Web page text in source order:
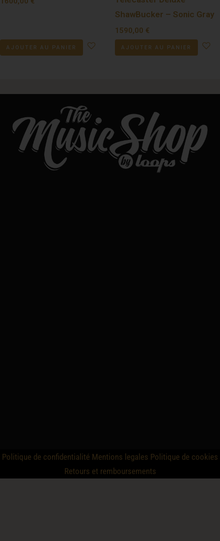
AJOUTER AU PANIER
ShawBucker – Sonic Gray
1590,00 €
AJOUTER AU PANIER
Politique de confidentialité Mentions legales Politique de cookies
Retours et remboursements